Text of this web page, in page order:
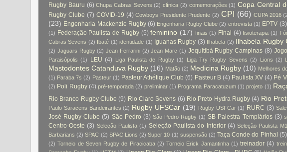
Rugby Bauru (6) Chupa Cabras Sevens (2) clínica (2) comemorações (1) Copa Central
Rugby Clube (7) COVID-19 (4) Cowboys Presidente Prudente (2) CPI (66) CUPA 2016
(23) Engenharia Mackenzie Rugby (6) Engenharia Rugby Clube (2) entrevista (1) EPTV (3)
(1) Federação Paulista de Rugby (5) feminino (17) finais (1) Final (4) fisioterapia (1)
Cabras Sevens (2) Ibaté (1) identidade (1) Iguanas Rugby (3) Ilhabela (2) Ilhabela Rugby
(2) Jaguars Rugby (2) Jean Ferrarini (2) Jean Marc (1) Jequitibá Rugby Campinas (8)
Paraisópolis (1) LEU (4) Liga Paulista de Rugby (1) Liga Try Rugby Sevens (2) Lions (2)
Mastodontes Catanduva Rugby (16) Matão (2) Medicina Rugby (10) Melhores
(1) Paraba 7s (2) Pasteur (1) Pasteur Athétique Club (6) Pasteur B (4) Paulista XV (4) Pé
(2) Poli Rugby (4) pré-temporada (2) preliminar (1) Programa Paracatuzum (1) projeto (1)
Rio Branco Rugby Clube (9) Rio Claro Sevens (6) Rio Preto Hydra Rugby (4) Rio
Paulo Saracens Bandeirantes (2) Rugby UFSCar (19) Rugby USFCar (1) RURC (3)
José Rugby Clube (5) São Pedro (3) São Pedro Rugby (1) SB Palestra Templários (3)
Centro-Oeste (3) Seleção Paulista (1) Seleção Paulista do Interior (4) Seleção Paulista
Barbarians (2) SPAC (2) SPAC Lions (2) Super 10 (1) suspensão (2) Taça Conde do Pinhal (5)
(2) Torneio de Seven Rugby de Piracicaba (2) Torneio Erick Jamantinha (1) treinador (4)